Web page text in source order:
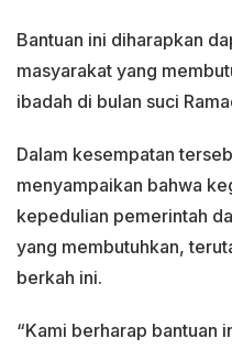
Bantuan ini diharapkan
masyarakat yang
ibadah di bulan suci
Dalam kesempatan
menyampaikan bahwa
kepedulian pemerintah
yang membutuhkan,
berkah ini.
“Kami berharap bantuan